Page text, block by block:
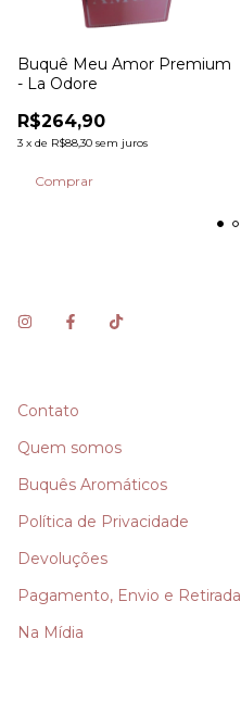
Buquê Meu Amor Premium
- La Odore
R$264,90
3 x de R$88,30 sem juros
Contato
Quem somos
Buquês Aromáticos
Política de Privacidade
Devoluções
Pagamento, Envio e Retirada
Na Mídia